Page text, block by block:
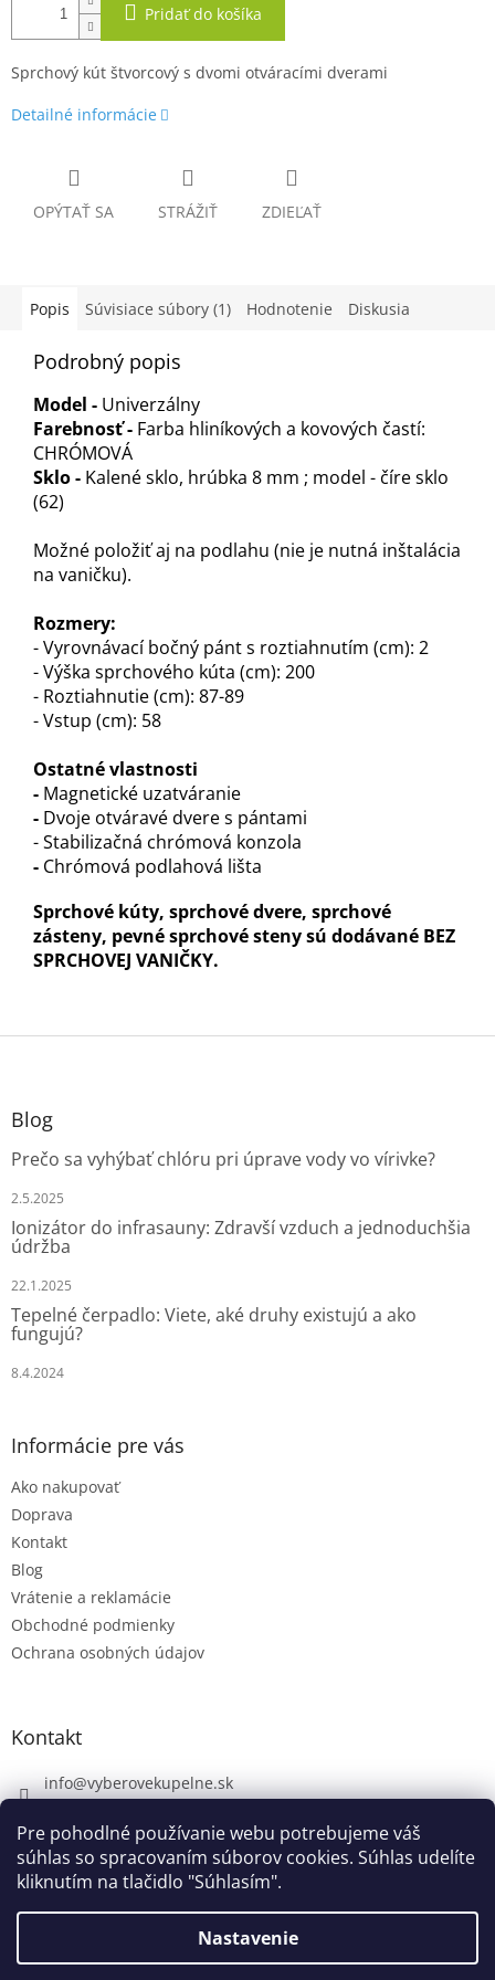
Pre pohodlné používanie webu potrebujeme váš
súhlas so spracovaním súborov cookies. Súhlas udelíte
kliknutím na tlačidlo "Súhlasím".
Nastavenie
Pridať do košíka
Sprchový kút štvorcový s dvomi otváracími dverami
Detailné informácie
OPÝTAŤ SA STRÁŽIŤ ZDIEĽAŤ
Popis Súvisiace súbory (1) Hodnotenie Diskusia
Podrobný popis
Model - Univerzálny
Farebnosť - Farba hliníkových a kovových častí:
CHRÓMOVÁ
Sklo - Kalené sklo, hrúbka 8 mm ; model - číre sklo
(62)
Možné položiť aj na podlahu (nie je nutná inštalácia
na vaničku).
Rozmery:
- Vyrovnávací bočný pánt s roztiahnutím (cm): 2
- Výška sprchového kúta (cm): 200
- Roztiahnutie (cm): 87-89
- Vstup (cm): 58
Ostatné vlastnosti
- Magnetické uzatváranie
- Dvoje otváravé dvere s pántami
- Stabilizačná chrómová konzola
- Chrómová podlahová lišta
Sprchové kúty, sprchové dvere, sprchové
zásteny, pevné sprchové steny sú dodávané BEZ
SPRCHOVEJ VANIČKY.
Z
Blog
Prečo sa vyhýbať chlóru pri úprave vody vo vírivke?
2.5.2025
Ionizátor do infrasauny: Zdravší vzduch a jednoduchšia
údržba
22.1.2025
Tepelné čerpadlo: Viete, aké druhy existujú a ako
fungujú?
8.4.2024
Informácie pre vás
Ako nakupovať
Doprava
Kontakt
Blog
Vrátenie a reklamácie
Obchodné podmienky
Ochrana osobných údajov
Kontakt
info@vyberovekupelne.sk
https://www.facebook.com/vyberovekoupelny/
Vytvoril Shoptet